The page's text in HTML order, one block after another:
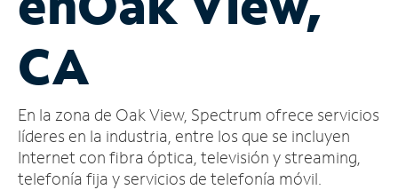
cuenta
Encuentra
tienda
CA
En la zona de Oak View, Spectrum ofrece servicios
líderes en la industria, entre los que se incluyen
Internet con fibra óptica, televisión y streaming,
telefonía fija y servicios de telefonía móvil.